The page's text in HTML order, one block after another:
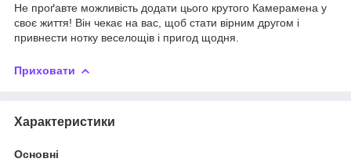
Не проґавте можливість додати цього крутого Камерамена у
своє життя! Він чекає на вас, щоб стати вірним другом і
привнести нотку веселощів і пригод щодня.
Приховати
Характеристики
Основні